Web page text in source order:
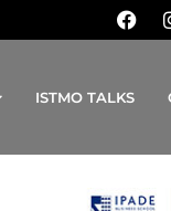
ISTMO TALKS